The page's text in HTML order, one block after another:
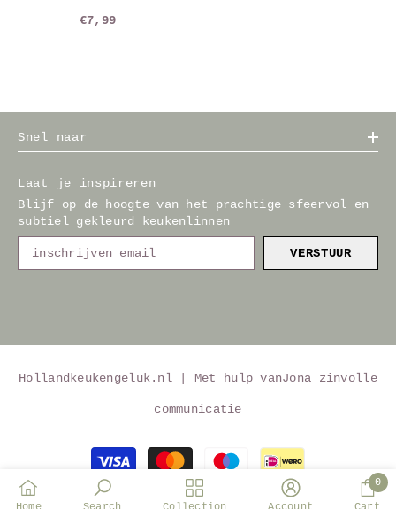
€7,99
Snel naar
Laat je inspireren
Blijf op de hoogte van het prachtige sfeervol en
subtiel gekleurd keukenlinnen
VERSTUUR
Hollandkeukengeluk.nl | Met hulp vanJona zinvolle
communicatie
Betaalmethoden
0
0